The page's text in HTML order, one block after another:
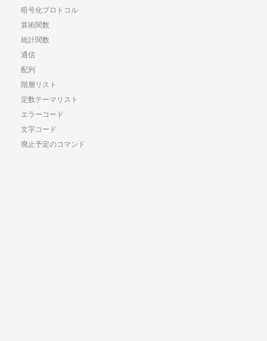
暗号化プロトコル
算術関数
統計関数
通信
配列
階層リスト
定数テーマリスト
エラーコード
文字コード
廃止予定のコマンド